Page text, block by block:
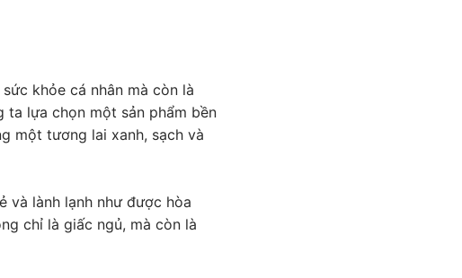
khỏe cá nhân mà còn là
ta lựa chọn một sản phẩm bền
một tương lai xanh, sạch và
và lành lạnh như được hòa
chỉ là giấc ngủ, mà còn là